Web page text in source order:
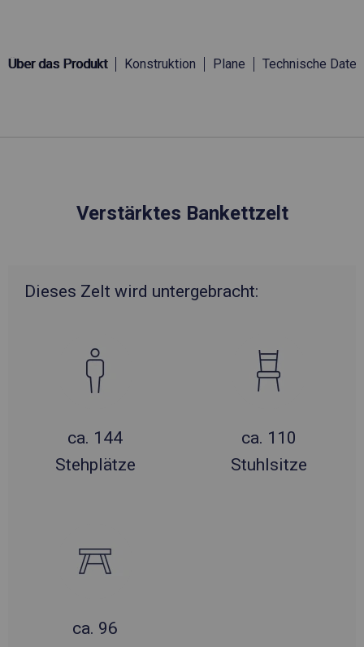
Über das Produkt Konstruktion Plane Technische Daten
Verstärktes Bankettzelt
Dieses Zelt wird untergebracht:
ca. 144
Stehplätze
ca. 110
Stuhlsitze
ca. 96